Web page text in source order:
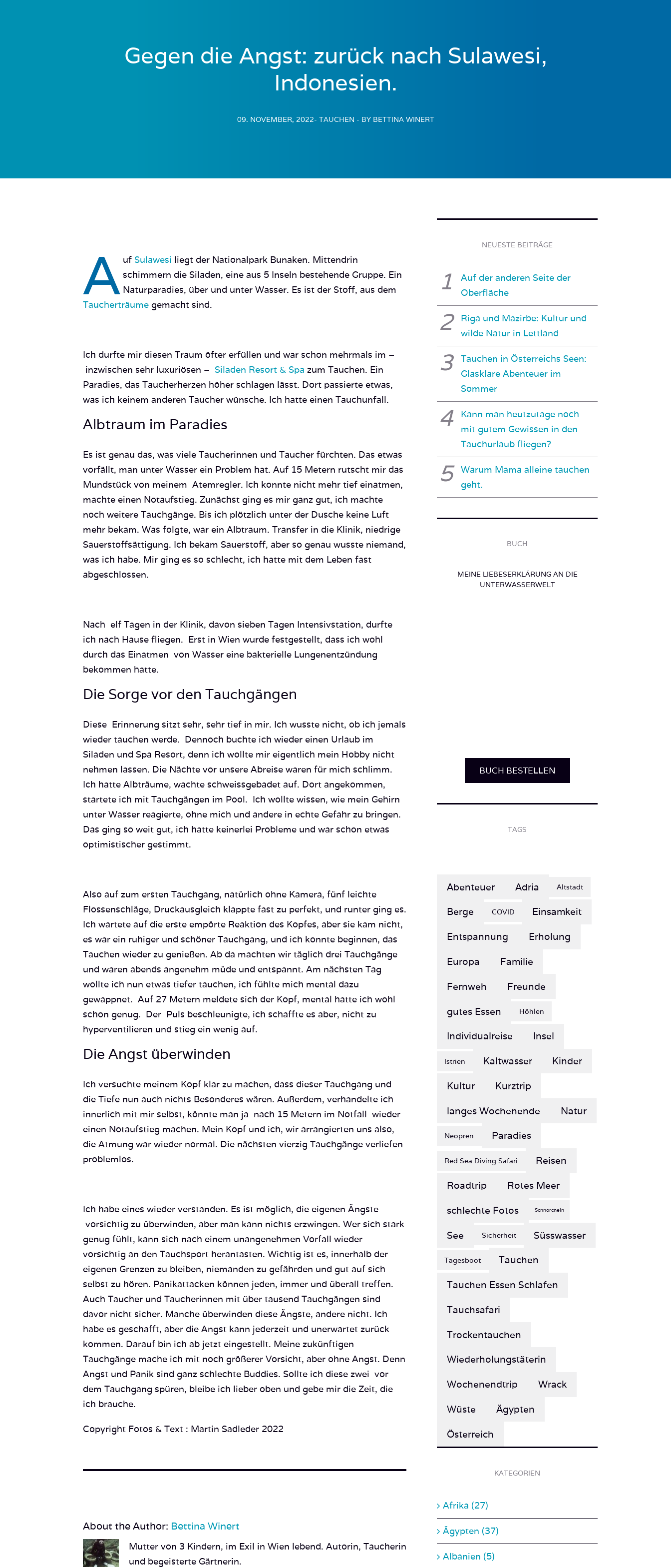
Gegen die Angst: zurück nach Sulawesi,
Indonesien.
09. NOVEMBER, 2022- TAUCHEN - BY BETTINA WINERT
A uf Sulawesi liegt der Nationalpark Bunaken. Mittendrin
schimmern die Siladen, eine aus 5 Inseln bestehende Gruppe. Ein
Naturparadies, über und unter Wasser. Es ist der Stoff, aus dem
Taucherträume gemacht sind.
Ich durfte mir diesen Traum öfter erfüllen und war schon mehrmals im –
inzwischen sehr luxuriösen – Siladen Resort & Spa zum Tauchen. Ein
Paradies, das Taucherherzen höher schlagen lässt. Dort passierte etwas,
was ich keinem anderen Taucher wünsche. Ich hatte einen Tauchunfall.
Albtraum im Paradies
Es ist genau das, was viele Taucherinnen und Taucher fürchten. Das etwas
vorfällt, man unter Wasser ein Problem hat. Auf 15 Metern rutscht mir das
Mundstück von meinem Atemregler. Ich konnte nicht mehr tief einatmen,
machte einen Notaufstieg. Zunächst ging es mir ganz gut, ich machte
noch weitere Tauchgänge. Bis ich plötzlich unter der Dusche keine Luft
mehr bekam. Was folgte, war ein Albtraum. Transfer in die Klinik, niedrige
Sauerstoffsättigung. Ich bekam Sauerstoff, aber so genau wusste niemand,
was ich habe. Mir ging es so schlecht, ich hatte mit dem Leben fast
abgeschlossen.
Nach elf Tagen in der Klinik, davon sieben Tagen Intensivstation, durfte
ich nach Hause fliegen. Erst in Wien wurde festgestellt, dass ich wohl
durch das Einatmen von Wasser eine bakterielle Lungenentzündung
bekommen hatte.
Die Sorge vor den Tauchgängen
Diese Erinnerung sitzt sehr, sehr tief in mir. Ich wusste nicht, ob ich jemals
wieder tauchen werde. Dennoch buchte ich wieder einen Urlaub im
Siladen und Spa Resort, denn ich wollte mir eigentlich mein Hobby nicht
nehmen lassen. Die Nächte vor unsere Abreise waren für mich schlimm.
Ich hatte Albträume, wachte schweissgebadet auf. Dort angekommen,
startete ich mit Tauchgängen im Pool. Ich wollte wissen, wie mein Gehirn
unter Wasser reagierte, ohne mich und andere in echte Gefahr zu bringen.
Das ging so weit gut, ich hatte keinerlei Probleme und war schon etwas
optimistischer gestimmt.
Also auf zum ersten Tauchgang, natürlich ohne Kamera, fünf leichte
Flossenschläge, Druckausgleich klappte fast zu perfekt, und runter ging es.
Ich wartete auf die erste empörte Reaktion des Kopfes, aber sie kam nicht,
es war ein ruhiger und schöner Tauchgang, und ich konnte beginnen, das
Tauchen wieder zu genießen. Ab da machten wir täglich drei Tauchgänge
und waren abends angenehm müde und entspannt. Am nächsten Tag
wollte ich nun etwas tiefer tauchen, ich fühlte mich mental dazu
gewappnet. Auf 27 Metern meldete sich der Kopf, mental hatte ich wohl
schon genug. Der Puls beschleunigte, ich schaffte es aber, nicht zu
hyperventilieren und stieg ein wenig auf.
Die Angst überwinden
Ich versuchte meinem Kopf klar zu machen, dass dieser Tauchgang und
die Tiefe nun auch nichts Besonderes wären. Außerdem, verhandelte ich
innerlich mit mir selbst, könnte man ja nach 15 Metern im Notfall wieder
einen Notaufstieg machen. Mein Kopf und ich, wir arrangierten uns also,
die Atmung war wieder normal. Die nächsten vierzig Tauchgänge verliefen
problemlos.
Ich habe eines wieder verstanden. Es ist möglich, die eigenen Ängste
vorsichtig zu überwinden, aber man kann nichts erzwingen. Wer sich stark
genug fühlt, kann sich nach einem unangenehmen Vorfall wieder
vorsichtig an den Tauchsport herantasten. Wichtig ist es, innerhalb der
eigenen Grenzen zu bleiben, niemanden zu gefährden und gut auf sich
selbst zu hören. Panikattacken können jeden, immer und überall treffen.
Auch Taucher und Taucherinnen mit über tausend Tauchgängen sind
davor nicht sicher. Manche überwinden diese Ängste, andere nicht. Ich
habe es geschafft, aber die Angst kann jederzeit und unerwartet zurück
kommen. Darauf bin ich ab jetzt eingestellt. Meine zukünftigen
Tauchgänge mache ich mit noch größerer Vorsicht, aber ohne Angst. Denn
Angst und Panik sind ganz schlechte Buddies. Sollte ich diese zwei vor
dem Tauchgang spüren, bleibe ich lieber oben und gebe mir die Zeit, die
ich brauche.
Copyright Fotos & Text : Martin Sadleder 2022
About the Author: Bettina Winert
Mutter von 3 Kindern, im Exil in Wien lebend. Autorin, Taucherin
und begeisterte Gärtnerin.
NEUESTE BEITRÄGE
Auf der anderen Seite der
Oberfläche
Riga und Mazirbe: Kultur und
wilde Natur in Lettland
Tauchen in Österreichs Seen:
Glasklare Abenteuer im
Sommer
Kann man heutzutage noch
mit gutem Gewissen in den
Tauchurlaub fliegen?
Warum Mama alleine tauchen
geht.
BUCH
MEINE LIEBESERKLÄRUNG AN DIE
UNTERWASSERWELT
Berge Einsamkeit
Entspannung Erholung
Europa Familie
Fernweh Freunde
gutes Essen
Individualreise
Kaltwasser Kinder
Kurztrip
langes Wochenende
Neopren Paradies
Red Sea Diving Safari
Rotes Meer
schlechte Fotos
See
Tauchen
Tauchen Essen Schlafen
Tauchsafari
Trockentauchen
Wiederholungstäterin
Wochenendtrip Wrack
Wüste Ägypten
Österreich
Ägypten (37)
Albanien (5)
An Land (51)